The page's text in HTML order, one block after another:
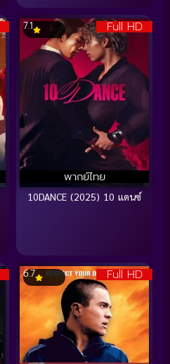
Full HD
พากย์ไทย
7.1
10DANCE (2025) 10 แดนซ์
Full HD
6.7